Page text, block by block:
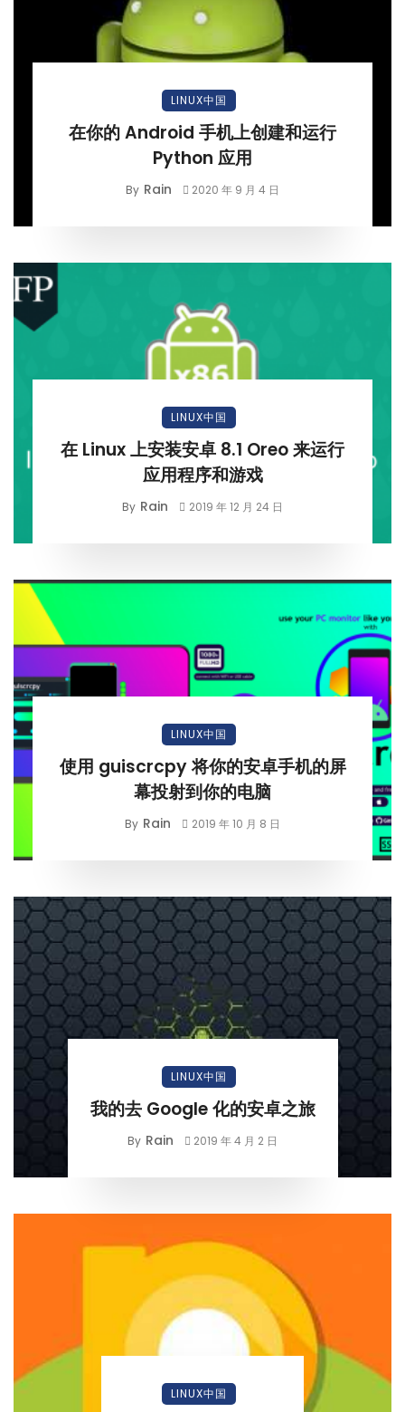
LINUX中国
在你的 Android 手机上创建和运行
Python 应用
By Rain 2020 年 9 月 4 日
LINUX中国
在 Linux 上安装安卓 8.1 Oreo 来运行
应用程序和游戏
By Rain 2019 年 12 月 24 日
LINUX中国
使用 guiscrcpy 将你的安卓手机的屏
幕投射到你的电脑
By Rain 2019 年 10 月 8 日
LINUX中国
我的去 Google 化的安卓之旅
By Rain 2019 年 4 月 2 日
LINUX中国